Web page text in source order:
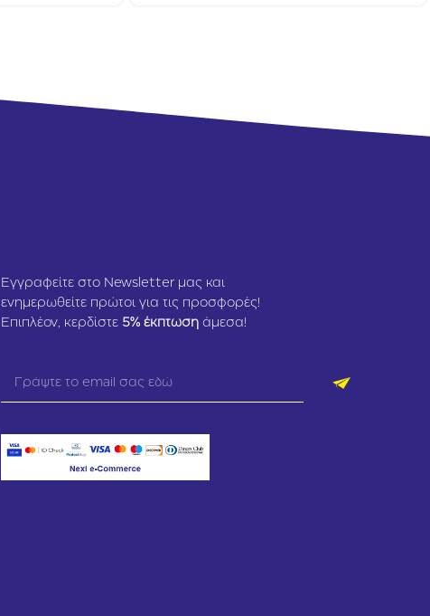
Εγγραφείτε στο Newsletter μας και
ενημερωθείτε πρώτοι για τις προσφορές!
Επιπλέον, κερδίστε 5% έκπτωση άμεσα!